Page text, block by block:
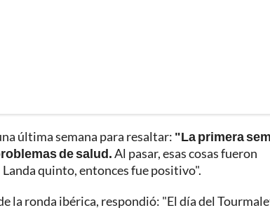
última semana para resaltar: "La primera
de salud.Al pasar, esas cosas fueron
quinto, entonces fue positivo".
la ronda ibérica, respondió: "El día del